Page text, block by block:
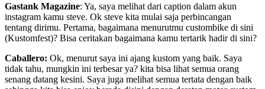
Gastank Magazine: Ya, saya melihat dari caption dalam akun
instagram kamu steve. Ok steve kita mulai saja perbincangan
tentang dirimu. Pertama, bagaimana menurutmu custombike di sini
(Kustomfest)? Bisa ceritakan bagaimana kamu tertarik hadir di sini?
Caballero: Ok, menurut saya ini ajang kustom yang baik. Saya
tidak tahu, mungkin ini terbesar ya? kita bisa lihat semua orang
senang datang kesini. Saya juga melihat semua tertata dengan baik